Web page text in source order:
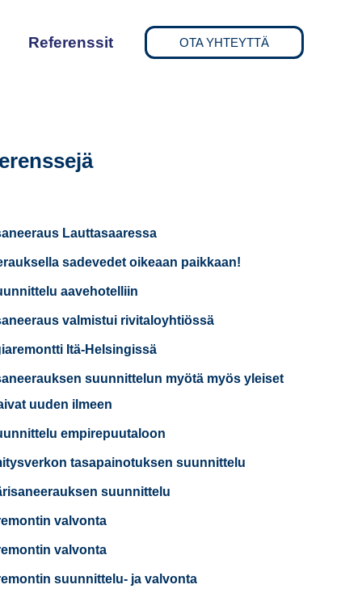
Referenssit OTA YHTEYTTÄ
Lauttasaaressa
sadevedet oikeaan paikkaan!
aavehotelliin
valmistui rivitaloyhtiössä
Itä-Helsingissä
suunnittelun myötä myös yleiset
uuden ilmeen
empirepuutaloon
tasapainotuksen suunnittelu
suunnittelu
valvonta
valvonta
suunnittelu- ja valvonta